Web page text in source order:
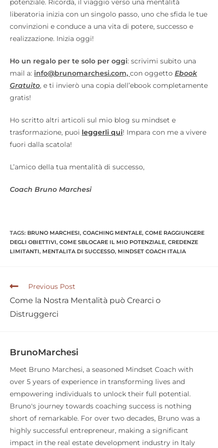
potenziale. Ricorda, il viaggio verso una mentalità
liberatoria inizia con un singolo passo, uno che sfida le tue
convinzioni e conduce a una vita di potere, successo e
realizzazione. Inizia oggi!
Ho un regalo per te solo per oggi: scrivimi subito una
mail a: info@brunomarchesi.com, con oggetto Ebook
Gratuito, e ti invierò una copia dell’ebook completamente
gratis!
Ho scritto altri articoli sul mio blog su mindset e
trasformazione, puoi leggerli qui! Impara con me a vivere
fuori dalla scatola!
L’amico della tua mentalità di successo,
Coach Bruno Marchesi
TAGS: BRUNO MARCHESI, COACHING MENTALE, COME RAGGIUNGERE
DEGLI OBIETTIVI, COME SBLOCARE IL MIO POTENZIALE, CREDENZE
LIMITANTI, MENTALITA DI SUCCESSO, MINDSET COACH ITALIA
Previous Post
Come la Nostra Mentalità può Crearci o
Distruggerci
BrunoMarchesi
Meet Bruno Marchesi, a seasoned Mindset Coach with
over 5 years of experience in transforming lives and
empowering individuals to unlock their full potential.
Bruno's journey towards coaching success is nothing
short of remarkable. For over two decades, Bruno was a
highly successful entrepreneur, making a significant
impact in the real estate development industry in Italy